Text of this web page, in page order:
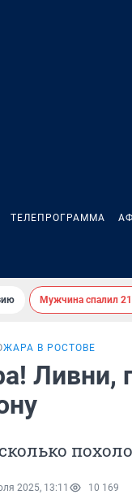
ТЕЛЕПРОГРАММА
Мужчина спалил
ЖАРА В РОСТОВЕ
Ливни,
2025, 13:11 10 169